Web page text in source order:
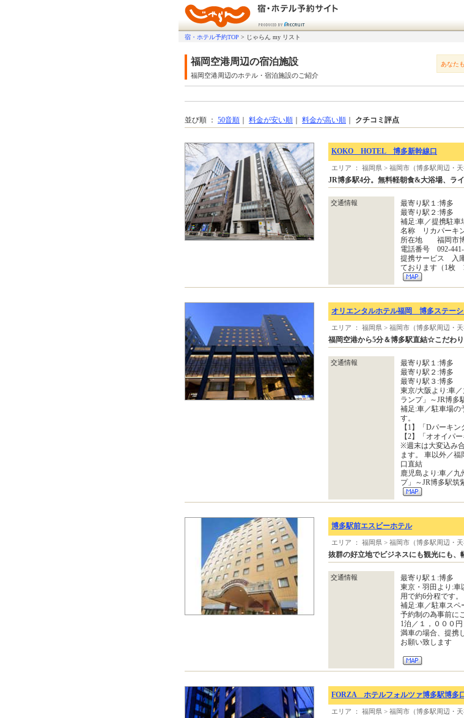
宿・ホテル予約TOP > じゃらん my リスト
福岡空港周辺の宿泊施設
福岡空港周辺のホテル・宿泊施設のご紹介
あなた
並び順 ： 50音順 料金が安い順 料金が高い順 クチコミ評点
KOKO HOTEL 博多新幹線口
エリア ： 福岡県 > 福岡市（博多駅周辺・天
JR博多駅4分。無料軽朝食&大浴場、ラ
交通情報
最寄り駅１:博多
最寄り駅２:博多
補足:車／提携駐車
名称 リカパーキ
所在地 福岡市博
電話番号 092-
提携サービス 入
ております（1枚
オリエンタルホテル福岡 博多ステー
エリア ： 福岡県 > 福岡市（博多駅周辺・天
福岡空港から5分＆博多駅直結☆こだわ
交通情報
最寄り駅１:博多
最寄り駅２:博多
最寄り駅３:博多
東京/大阪より:車
ランプ」～JR博多
補足:車／駐車場の
す。
【1】「Dパーキ
【2】「オオイパ
※週末は大変込み
ます。 車以外／福
口直結
鹿児島より:車／
プ」～JR博多駅筑
博多駅前エスビーホテル
エリア ： 福岡県 > 福岡市（博多駅周辺・天
抜群の好立地でビジネスにも観光にも、
交通情報
最寄り駅１:博多
東京・羽田より:車
用で約6分程です。
補足:車／駐車スペ
予約制の為事前に
1泊／１，０００
満車の場合、提携
お願い致します
FORZA ホテルフォルツァ博多駅博多口
エリア ： 福岡県 > 福岡市（博多駅周辺・天